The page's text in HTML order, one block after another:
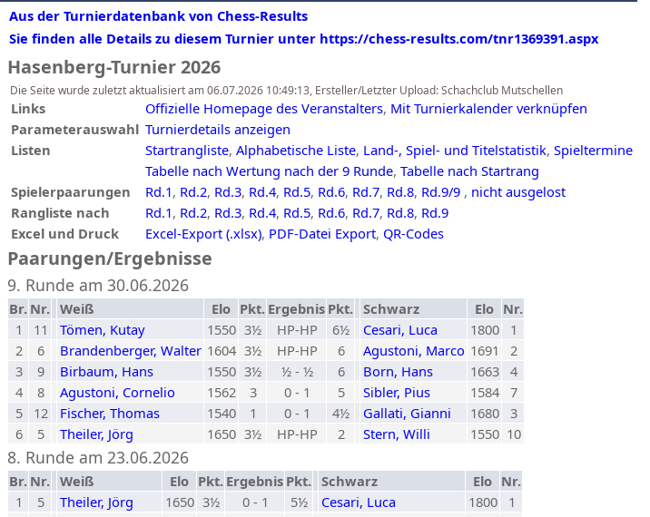
Aus der Turnierdatenbank von Chess-Results
Sie finden alle Details zu diesem Turnier unter https://chess-results.com/tnr1369391.aspx
Hasenberg-Turnier 2026
Die Seite wurde zuletzt aktualisiert am 06.07.2026 10:49:13, Ersteller/Letzter Upload: Schachclub Mutschellen
Links Offizielle Homepage des Veranstalters, Mit Turnierkalender verknüpfen
Parameterauswahl Turnierdetails anzeigen
Listen
Startrangliste, Alphabetische Liste, Land-, Spiel- und Titelstatistik, Spieltermine
Tabelle nach Wertung nach der 9 Runde, Tabelle nach Startrang
Spielerpaarungen
Rd.1, Rd.2, Rd.3, Rd.4, Rd.5, Rd.6, Rd.7, Rd.8, Rd.9/9 , nicht ausgelost
Rangliste nach
Rd.1, Rd.2, Rd.3, Rd.4, Rd.5, Rd.6, Rd.7, Rd.8, Rd.9
Excel und Druck
Excel-Export (.xlsx), PDF-Datei Export, QR-Codes
Paarungen/Ergebnisse
9. Runde am 30.06.2026
Br. Nr. Weiß Elo Pkt. Ergebnis Pkt. Schwarz Elo Nr.
1
11 Tömen, Kutay 1550 3½ HP-HP 6½ Cesari, Luca 1800
1
2
6 Brandenberger, Walter 1604 3½ HP-HP 6 Agustoni, Marco 1691
2
3
9 Birbaum, Hans 1550 3½ ½ - ½ 6 Born, Hans 1663 4
4
8 Agustoni, Cornelio 1562 3 0 - 1 5 Sibler, Pius 1584 7
5
12 Fischer, Thomas 1540 1 0 - 1 4½ Gallati, Gianni 1680 3
6
5 Theiler, Jörg 1650 3½ HP-HP 2 Stern, Willi 1550 10
8. Runde am 23.06.2026
Br. Nr. Weiß Elo Pkt. Ergebnis Pkt. Schwarz Elo Nr.
1
5 Theiler, Jörg 1650 3½ 0 - 1 5½ Cesari, Luca 1800
1